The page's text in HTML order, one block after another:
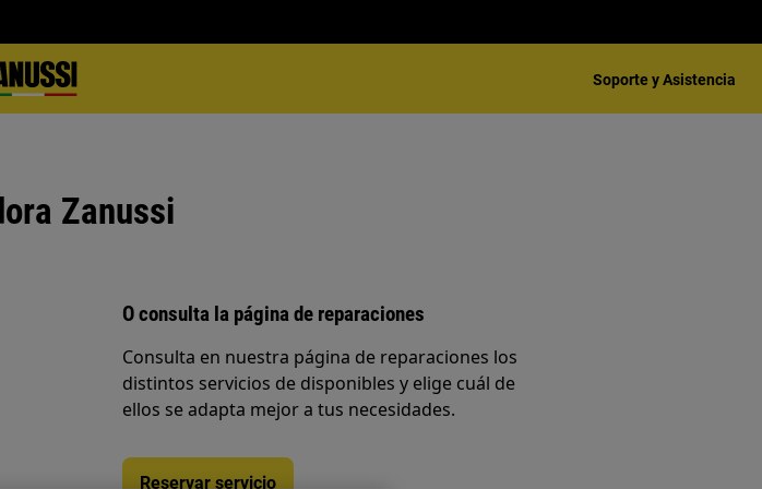
Soporte y Asistencia
Zanussi
O consulta la página de reparaciones
Consulta en nuestra página de reparaciones los
distintos servicios de disponibles y elige cuál de
ellos se adapta mejor a tus necesidades.
Reservar servicio